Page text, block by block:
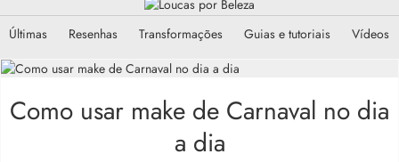
Últimas Resenhas Transformações Guias e tutoriais Vídeos
Como usar make de Carnaval no dia
a dia